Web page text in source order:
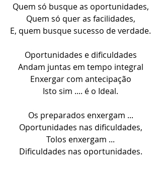
Quem só busque as oportunidades,
Quem só quer as facilidades,
E, quem busque sucesso de verdade.
Oportunidades e dificuldades
Andam juntas em tempo integral
Enxergar com antecipação
Isto sim .... é o Ideal.
Os preparados enxergam ...
Oportunidades nas dificuldades,
Tolos enxergam ...
Dificuldades nas oportunidades.